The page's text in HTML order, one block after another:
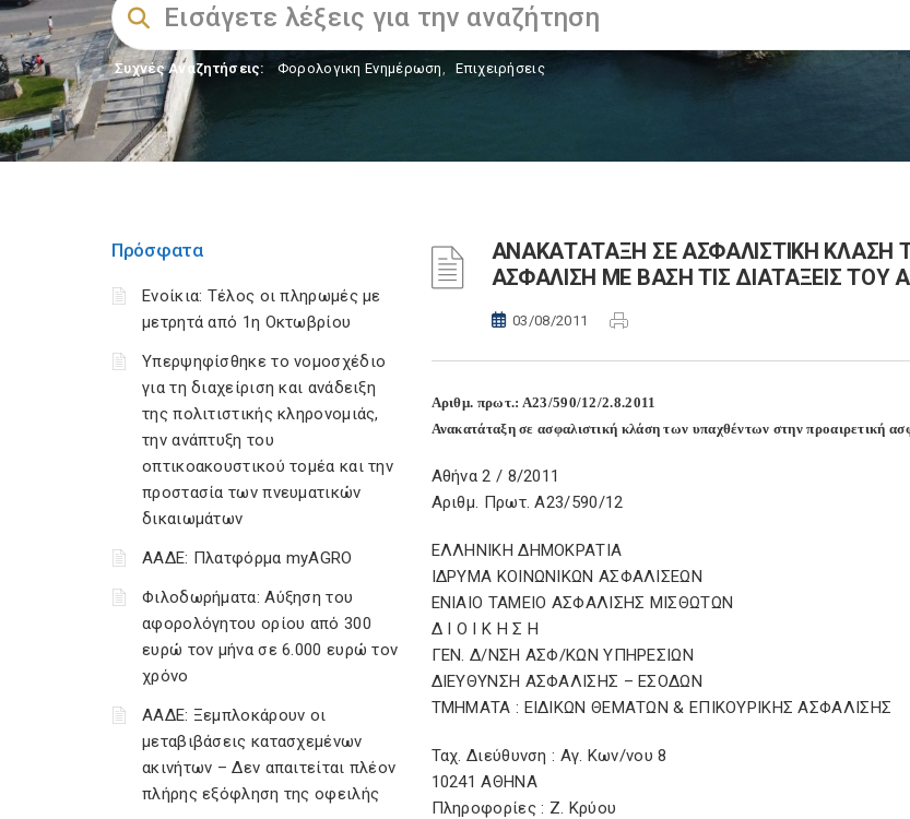
Συχνές Αναζητήσεις: Φορολογικη Ενημέρωση, Επιχειρήσεις
Πρόσφατα
Ενοίκια: Τέλος οι πληρωμές με
μετρητά από 1η Οκτωβρίου
Υπερψηφίσθηκε το νομοσχέδιο
για τη διαχείριση και ανάδειξη
της πολιτιστικής κληρονομιάς,
την ανάπτυξη του
οπτικοακουστικού τομέα και την
προστασία των πνευματικών
δικαιωμάτων
ΑΑΔΕ: Πλατφόρμα myAGRO
Φιλοδωρήματα: Αύξηση του
αφορολόγητου ορίου από 300
ευρώ τον μήνα σε 6.000 ευρώ τον
χρόνο
ΑΑΔΕ: Ξεμπλοκάρουν οι
μεταβιβάσεις κατασχεμένων
ακινήτων – Δεν απαιτείται πλέον
πλήρης εξόφληση της οφειλής
ΑΝΑΚΑΤΑΤΑΞΗ ΣΕ ΑΣΦΑΛΙΣΤΙΚΗ ΚΛΑΣΗ
ΑΣΦΑΛΙΣΗ ΜΕ ΒΑΣΗ ΤΙΣ ΔΙΑΤΑΞΕΙΣ ΤΟΥ
03/08/2011
Αριθμ. πρωτ.: Α23/590/12/2.8.2011
Ανακατάταξη σε ασφαλιστική κλάση των υπαχθέντων στην προαιρετική
Αθήνα 2 / 8/2011
Αριθμ. Πρωτ. Α23/590/12
ΕΛΛΗΝΙΚΗ ΔΗΜΟΚΡΑΤΙΑ
ΙΔΡΥΜΑ ΚΟΙΝΩΝΙΚΩΝ ΑΣΦΑΛΙΣΕΩΝ
ΕΝΙΑΙΟ ΤΑΜΕΙΟ ΑΣΦΑΛΙΣΗΣ ΜΙΣΘΩΤΩΝ
Δ Ι Ο Ι Κ Η Σ Η
ΓΕΝ. Δ/ΝΣΗ ΑΣΦ/ΚΩΝ ΥΠΗΡΕΣΙΩΝ
ΔΙΕΥΘΥΝΣΗ ΑΣΦΑΛΙΣΗΣ – ΕΣΟΔΩΝ
ΤΜΗΜΑΤΑ : ΕΙΔΙΚΩΝ ΘΕΜΑΤΩΝ & ΕΠΙΚΟΥΡΙΚΗΣ ΑΣΦΑΛΙΣΗΣ
Ταχ. Διεύθυνση : Αγ. Κων/νου 8
10241 ΑΘΗΝΑ
Πληροφορίες : Ζ. Κρύου